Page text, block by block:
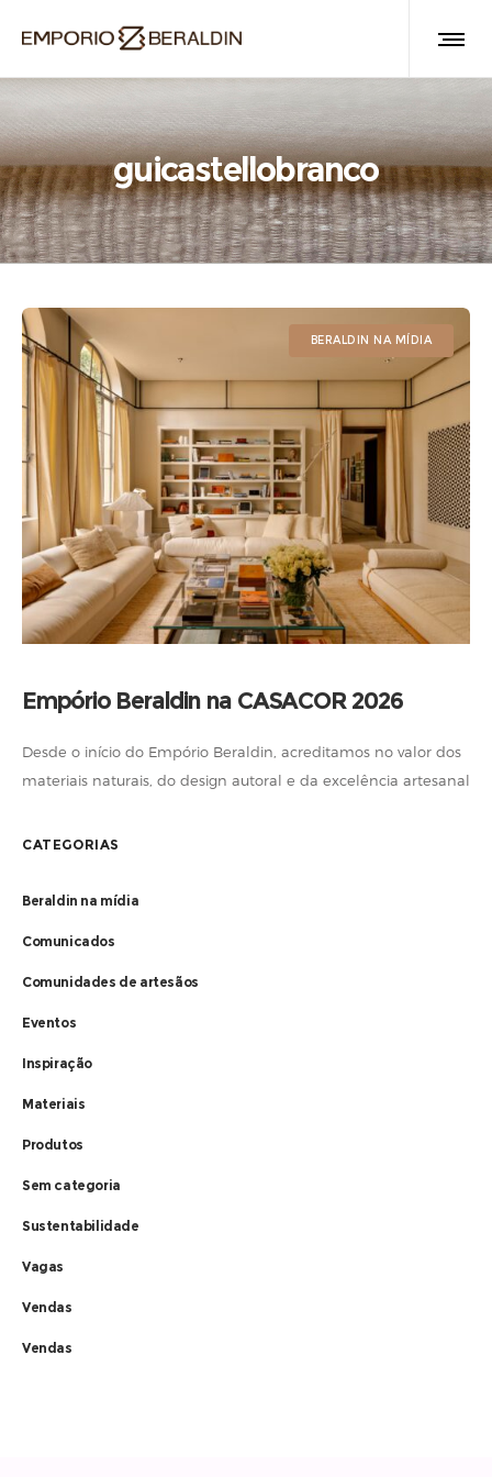
guicastellobranco
BERALDIN NA MÍDIA
Empório Beraldin na CASACOR 2026
Desde o início do Empório Beraldin, acreditamos no valor dos
materiais naturais, do design autoral e da excelência artesanal
Paulo
CATEGORIAS
Beraldin na mídia
Comunicados
Comunidades de artesãos
Eventos
Inspiração
Materiais
Produtos
Sem categoria
Sustentabilidade
Vagas
Vendas
Vendas